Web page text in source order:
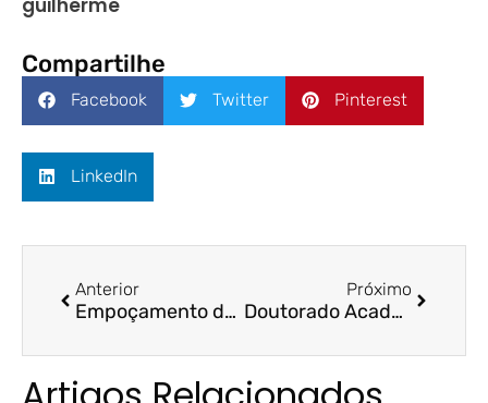
guilherme
Compartilhe
Facebook Twitter Pinterest
LinkedIn
Anterior
Empoçamento de gastos chega a R$ 31,1 bi em junho, aponta secretário do Tesouro – Valor Econômico / Prof. Dr. Bruno Funchal
Próximo
Doutorado Acadêmico em Contábeis e Administração na UnC – Correio do Norte / Prof. Dr. Valcemiro Nossa